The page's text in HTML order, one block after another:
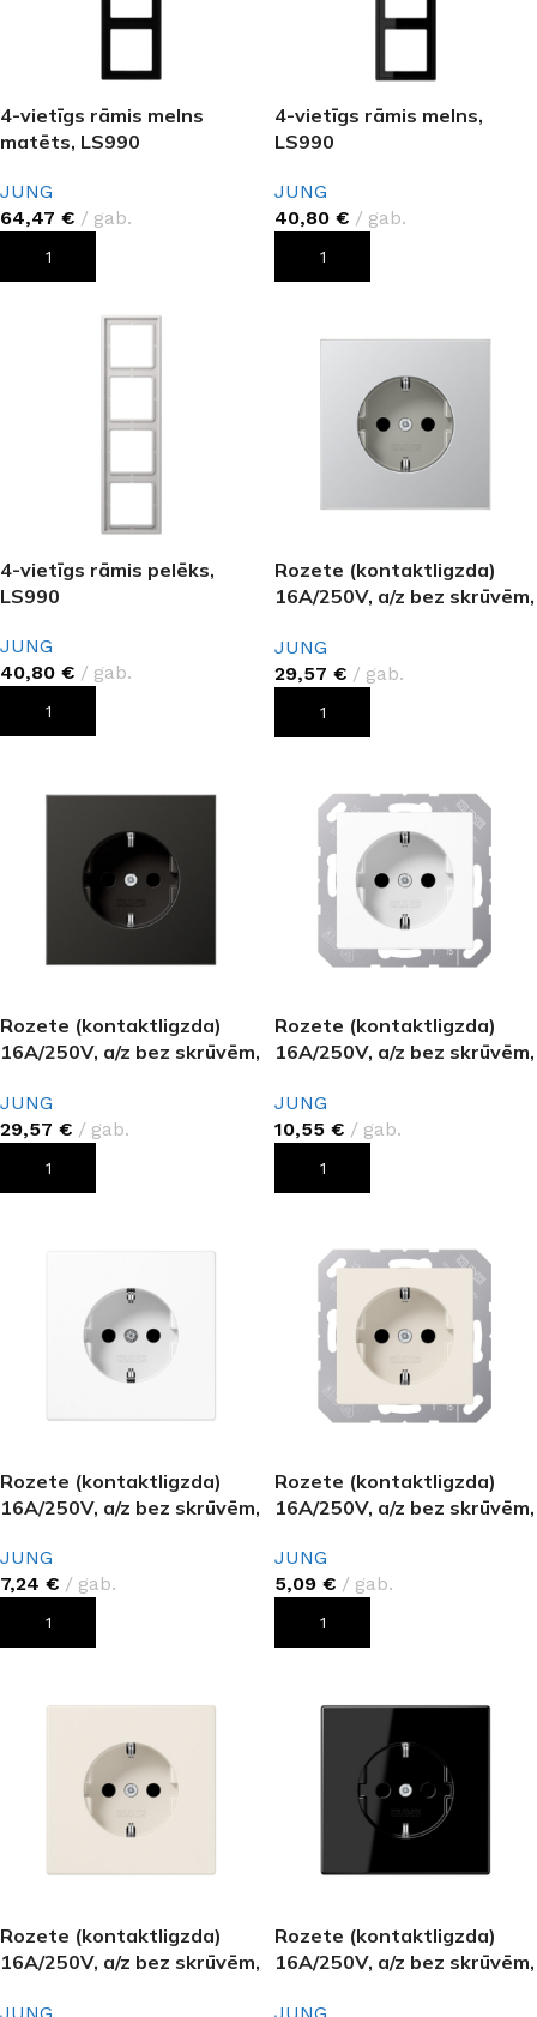
4-vietīgs rāmis melns
matēts, LS990
JUNG
64,47 € gab.
PIEVIENOT GROZAM
4-vietīgs rāmis melns,
LS990
JUNG
40,80 € gab.
PIEVIENOT GROZAM
4-vietīgs rāmis pelēks,
LS990
JUNG
40,80 € gab.
PIEVIENOT GROZAM
Rozete (kontaktligzda)
16A/250V, a/z bez skrūvēm,
JUNG
29,57 € gab.
PIEVIENOT GROZAM
Rozete (kontaktligzda)
16A/250V, a/z bez skrūvēm,
JUNG
29,57 € gab.
PIEVIENOT GROZAM
Rozete (kontaktligzda)
16A/250V, a/z bez skrūvēm,
JUNG
10,55 € gab.
PIEVIENOT GROZAM
Rozete (kontaktligzda)
16A/250V, a/z bez skrūvēm,
JUNG
7,24 € gab.
PIEVIENOT GROZAM
Rozete (kontaktligzda)
16A/250V, a/z bez skrūvēm,
JUNG
5,09 € gab.
PIEVIENOT GROZAM
Rozete (kontaktligzda)
16A/250V, a/z bez skrūvēm,
Rozete (kontaktligzda)
16A/250V, a/z bez skrūvēm,